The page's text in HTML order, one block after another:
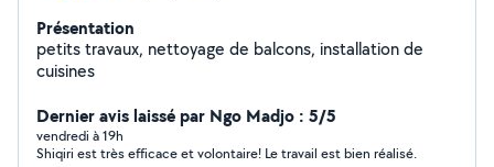
Présentation
petits travaux, nettoyage de balcons, installation de
cuisines
Dernier avis laissé par Ngo Madjo : 5/5
vendredi à 19h
Shiqiri est très efficace et volontaire! Le travail est bien réalisé.